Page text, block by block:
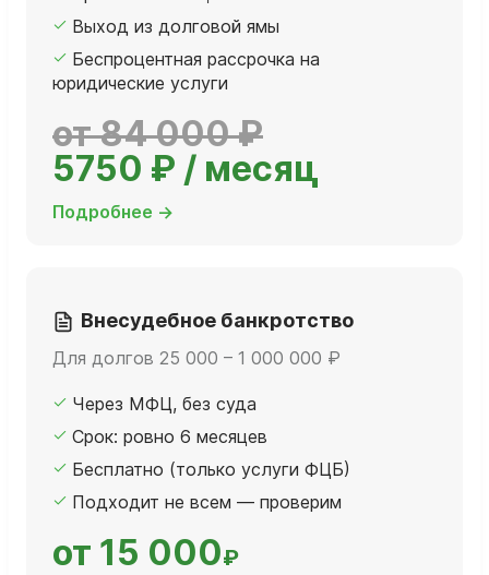
Выход из долговой ямы
Беспроцентная рассрочка на
юридические услуги
от 84 000 ₽
5750 ₽ / месяц
Подробнее →
Внесудебное банкротство
Для долгов 25 000 – 1 000 000 ₽
Через МФЦ, без суда
Срок: ровно 6 месяцев
Бесплатно (только услуги ФЦБ)
Подходит не всем — проверим
от 15 000₽